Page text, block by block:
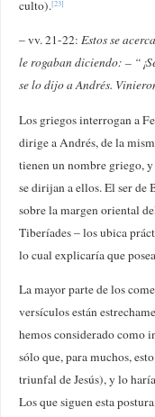
culto).[23]
– vv. 21-22:Estos se
le rogaban diciendo: –
se lo dijo a Andrés.
Los griegos interrogan a
dirige a Andrés, de la
tienen un nombre griego,
se dirijan a ellos. El ser de
sobre la margen oriental
Tiberíades – los ubica
lo cual explicaría que
La mayor parte de los
versículos están
hemos considerado como
sólo que, para muchos,
triunfal de Jesús), y lo
Los que siguen esta